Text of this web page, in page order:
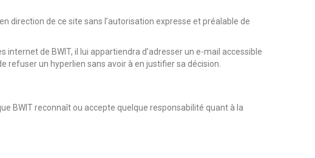
direction de ce site sans l’autorisation expresse et préalable de
de BWIT, il lui appartiendra d’adresser un e-mail accessible
refuser un hyperlien sans avoir à en justifier sa décision.
BWIT reconnaît ou accepte quelque responsabilité quant à la